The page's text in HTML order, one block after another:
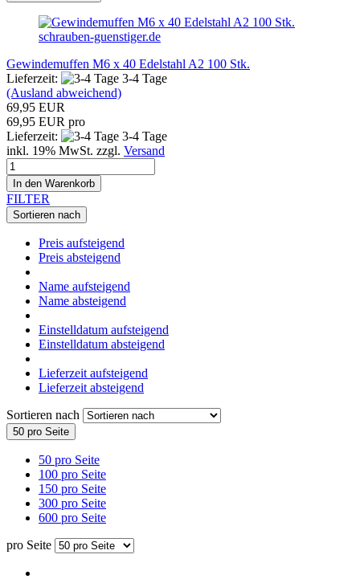
schrauben-guenstiger.de
Gewindemuffen M6 x 40 Edelstahl A2 100 Stk.
Lieferzeit:
3-4 Tage
(Ausland abweichend)
69,95 EUR
69,95 EUR pro
Lieferzeit:
3-4 Tage
inkl. 19% MwSt. zzgl. Versand
In den Warenkorb
FILTER
Sortieren nach
Preis aufsteigend
Preis absteigend
Name aufsteigend
Name absteigend
Einstelldatum aufsteigend
Einstelldatum absteigend
Lieferzeit aufsteigend
Lieferzeit absteigend
Sortieren nach
50 pro Seite
50 pro Seite
100 pro Seite
150 pro Seite
300 pro Seite
600 pro Seite
pro Seite